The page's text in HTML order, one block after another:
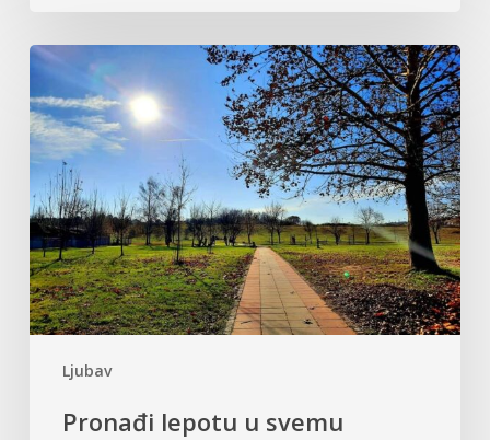
Ljubav
Pronađi
u
svemu
Pronađi lepotu u svemu